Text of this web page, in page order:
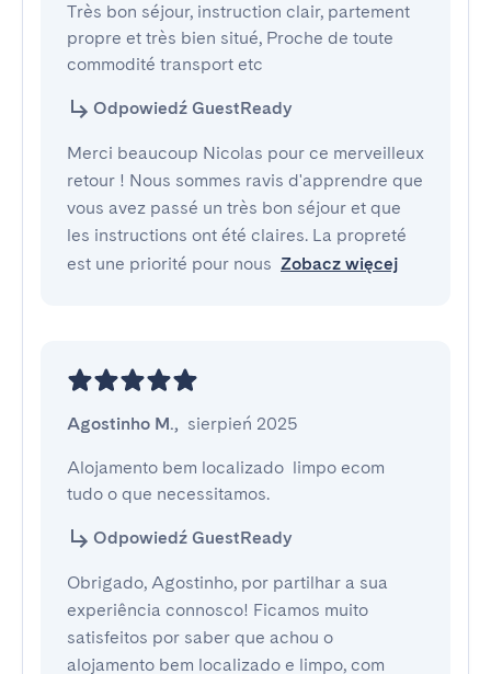
Très bon séjour, instruction clair, partement
propre et très bien situé, Proche de toute
commodité transport etc
Odpowiedź GuestReady
Merci beaucoup Nicolas pour ce merveilleux
retour ! Nous sommes ravis d'apprendre que
vous avez passé un très bon séjour et que
les instructions ont été claires. La propreté
est une priorité pour nous Zobacz więcej
Agostinho M., sierpień 2025
Alojamento bem localizado  limpo ecom
tudo o que necessitamos.
Odpowiedź GuestReady
Obrigado, Agostinho, por partilhar a sua
experiência connosco! Ficamos muito
satisfeitos por saber que achou o
alojamento bem localizado e limpo, com